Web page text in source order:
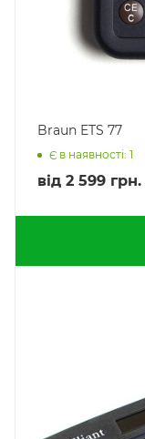
Braun ETS 77
Є в наявності: 1
від 2 599 грн.